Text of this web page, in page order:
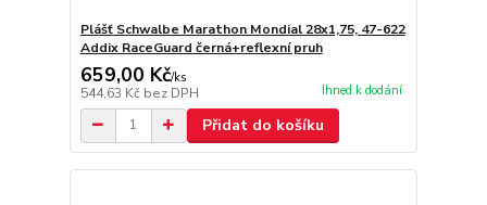
Plášť Schwalbe Marathon Mondial 28x1,75, 47-622
Addix RaceGuard černá+reflexní pruh
659,00 Kč/ks
544,63 Kč bez DPH Ihned k dodání
Přidat do košíku